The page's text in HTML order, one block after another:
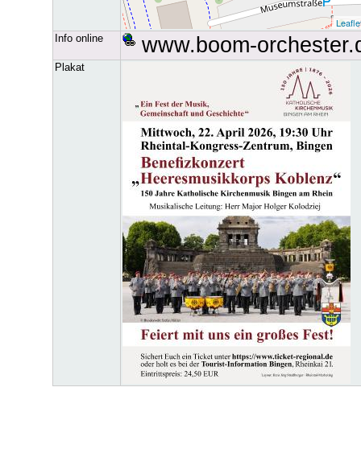
Info online www.boom-
Plakat